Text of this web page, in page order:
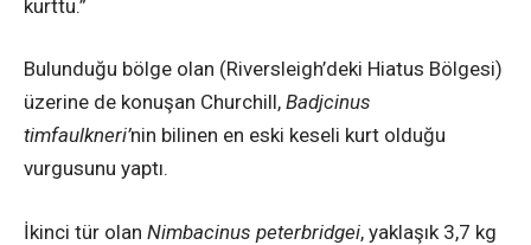
kurttu.”
Bulunduğu bölge olan (Riversleigh’deki Hiatus Bölgesi)
üzerine de konuşan Churchill, Badjcinus
timfaulkneri’nin bilinen en eski keseli kurt olduğu
vurgusunu yaptı.
İkinci tür olan Nimbacinus peterbridgei, yaklaşık 3,7 kg